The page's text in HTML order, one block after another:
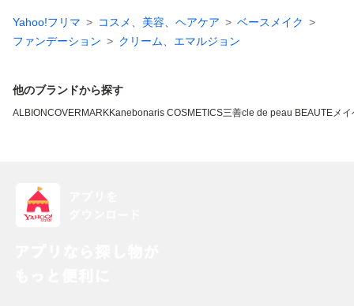
Yahoo!フリマ コスメ、美容、ヘアケア
ベースメイク
ファンデーション
クリーム、エマルジョン
他のブランドから探す
ALBIONCOVERMARKKanebonaris COSMETICS三善cle de peau BEAUTEメ